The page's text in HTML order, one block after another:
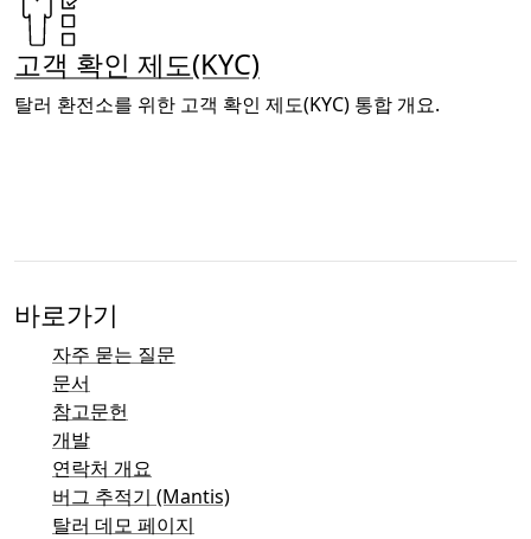
고객 확인 제도(KYC)
탈러 환전소를 위한 고객 확인 제도(KYC) 통합 개요.
바로가기
자주 묻는 질문
문서
참고문헌
개발
연락처 개요
버그 추적기 (Mantis)
탈러 데모 페이지